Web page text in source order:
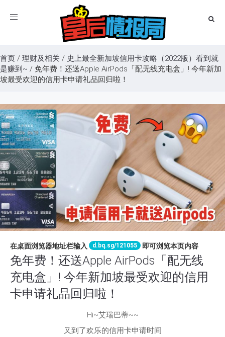
Toggle
首页 / 理财及相关 / 史上最全新加坡信用卡攻略（2022版）看到就
是赚到~ / 免年费！还送Apple AirPods「配无线充电盒」! 今年新加
坡最受欢迎的信用卡申请礼品回归啦！
在桌面浏览器地址栏输入 d.bq.sg/121055 即可浏览本页内容
免年费！还送Apple AirPods「配无线
充电盒」! 今年新加坡最受欢迎的信用
卡申请礼品回归啦！
Hi~艾瑞巴蒂~~
又到了欢乐的信用卡申请时间